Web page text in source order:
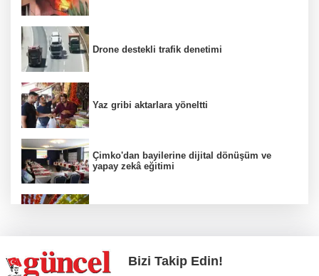
Drone destekli trafik denetimi
Yaz gribi aktarlara yöneltti
Çimko'dan bayilerine dijital dönüşüm ve
yapay zekâ eğitimi
Hamileler denize veya havuza girebilir mi?
Bizi Takip Edin!